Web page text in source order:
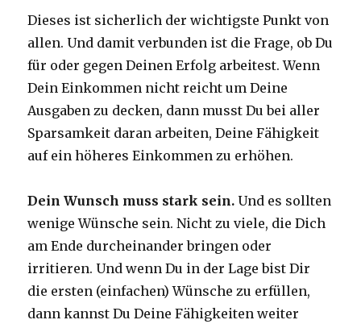
Dieses ist sicherlich der wichtigste Punkt von
allen. Und damit verbunden ist die Frage, ob Du
für oder gegen Deinen Erfolg arbeitest. Wenn
Dein Einkommen nicht reicht um Deine
Ausgaben zu decken, dann musst Du bei aller
Sparsamkeit daran arbeiten, Deine Fähigkeit
auf ein höheres Einkommen zu erhöhen.
Dein Wunsch muss stark sein. Und es sollten
wenige Wünsche sein. Nicht zu viele, die Dich
am Ende durcheinander bringen oder
irritieren. Und wenn Du in der Lage bist Dir
die ersten (einfachen) Wünsche zu erfüllen,
dann kannst Du Deine Fähigkeiten weiter